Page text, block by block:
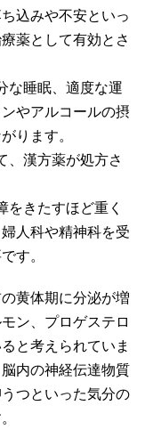
込みや不安といっ
薬として有効とさ
な睡眠、適度な運
やアルコールの摂
ります。
、漢方薬が処方さ
をきたすほど重く
人科や精神科を受
す。
黄体期に分泌が増
ン、プロゲステロ
と考えられていま
内の神経伝達物質
つといった気分の